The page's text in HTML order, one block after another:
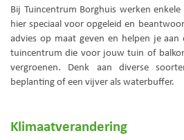
Bij Tuincentrum Borghuis werken enkele
hier speciaal voor opgeleid en
advies op maat geven en helpen je
tuincentrum die voor jouw tuin of
vergroenen. Denk aan diverse
beplanting of een vijver als waterbuffer.
Klimaatverandering